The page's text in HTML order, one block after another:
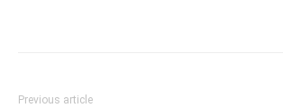
Previous article